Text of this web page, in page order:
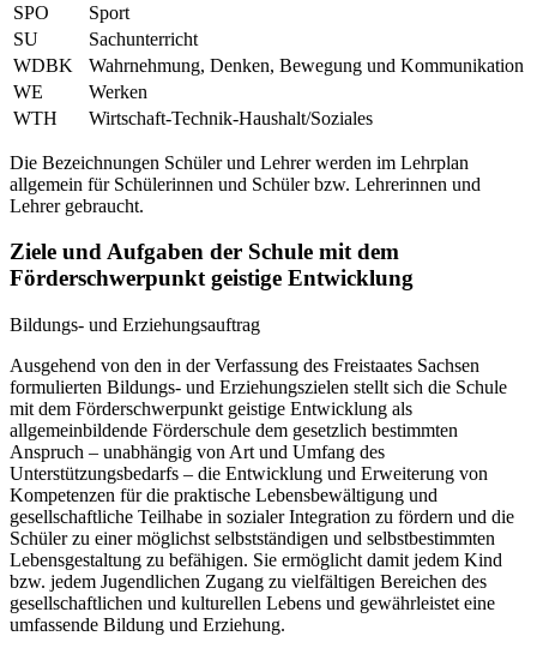
SPO
Sport
SU
Sachunterricht
WDBK
Wahrnehmung, Denken, Bewegung und Kommunikation
WE
Werken
WTH
Wirtschaft-Technik-Haushalt/Soziales
Die Bezeichnungen Schüler und Lehrer werden im Lehrplan
allgemein für Schülerinnen und Schüler bzw. Lehrerinnen und
Lehrer gebraucht.
Ziele und Aufgaben der Schule mit dem
Förderschwerpunkt geistige Entwicklung
Bildungs- und Erziehungsauftrag
Ausgehend von den in der Verfassung des Freistaates Sachsen
formulierten Bildungs- und Erziehungszielen stellt sich die Schule
mit dem Förderschwerpunkt geistige Entwicklung als
allgemeinbildende Förderschule dem gesetzlich bestimmten
Anspruch – unabhängig von Art und Umfang des
Unterstützungsbedarfs – die Entwicklung und Erweiterung von
Kompetenzen für die praktische Lebensbewältigung und
gesellschaftliche Teilhabe in sozialer Integration zu fördern und die
Schüler zu einer möglichst selbstständigen und selbstbestimmten
Lebensgestaltung zu befähigen. Sie ermöglicht damit jedem Kind
bzw. jedem Jugendlichen Zugang zu vielfältigen Bereichen des
gesellschaftlichen und kulturellen Lebens und gewährleistet eine
umfassende Bildung und Erziehung.